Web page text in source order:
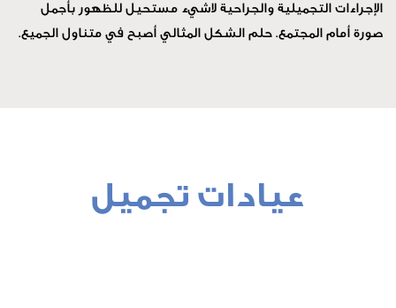
والجراحية لاشيء مستحيل للظهور بأجمل
حلم الشكل المثالي أصبح في متناول الجميع.
عيادات تجميل